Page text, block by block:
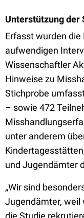
Unterstützung der
Erfasst wurden
aufwendigen
Wissenschaftler
Hinweise zu
Stichprobe
– sowie 472
unter anderem
und Jugendämter
„Wir sind
Jugendämter, weil
die Studie